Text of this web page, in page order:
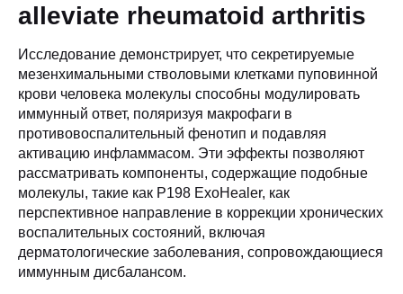
alleviate rheumatoid arthritis
Исследование демонстрирует, что секретируемые
мезенхимальными стволовыми клетками пуповинной
крови человека молекулы способны модулировать
иммунный ответ, поляризуя макрофаги в
противовоспалительный фенотип и подавляя
активацию инфламмасом. Эти эффекты позволяют
рассматривать компоненты, содержащие подобные
молекулы, такие как P198 ExoHealer, как
перспективное направление в коррекции хронических
воспалительных состояний, включая
дерматологические заболевания, сопровождающиеся
иммунным дисбалансом.